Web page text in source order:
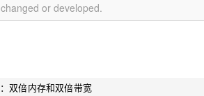
or developed.
双倍内存和双倍带宽